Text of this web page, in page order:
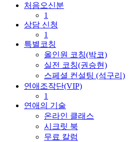
처음오신분
1
상담 신청
1
특별코칭
올인원 코칭(박코)
실전 코칭(권승현)
스페셜 컨설팅 (석구리)
연애조작단(VIP)
1
연애의 기술
온라인 클래스
시크릿 북
무료 칼럼